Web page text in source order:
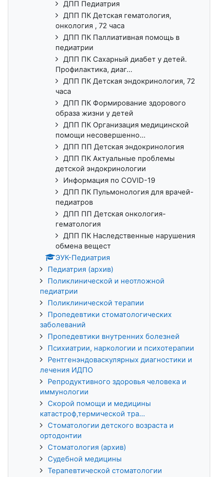
ДПП Педиатрия
ДПП ПК Детская гематология,
онкология , 72 часа
ДПП ПК Паллиативная помощь в
педиатрии
ДПП ПК Сахарный диабет у детей.
Профилактика, диаг...
ДПП ПК Детская эндокринология, 72
часа
ДПП ПК Формирование здорового
образа жизни у детей
ДПП ПК Организация медицинской
помощи несовершенно...
ДПП ПП Детская эндокринология
ДПП ПК Актуальные проблемы
детской эндокринологии
Информация по COVID-19
ДПП ПК Пульмонология для врачей-
педиатров
ДПП ПП Детская онкология-
гематология
ДПП ПК Наследственные нарушения
обмена вещест
ЭУК-Педиатрия
Педиатрия (архив)
Поликлинической и неотложной
педиатрии
Поликлинической терапии
Пропедевтики стоматологических
заболеваний
Пропедевтики внутренних болезней
Психиатрии, наркологии и психотерапии
Рентгенэндоваскулярных диагностики и
лечения ИДПО
Репродуктивного здоровья человека и
иммунологии
Скорой помощи и медицины
катастроф,термической тра...
Стоматологии детского возраста и
ортодонтии
Стоматология (архив)
Судебной медицины
Терапевтической стоматологии